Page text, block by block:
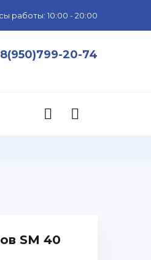
работы: 10:00 - 20:00
8(950)799-20-74
SM 40